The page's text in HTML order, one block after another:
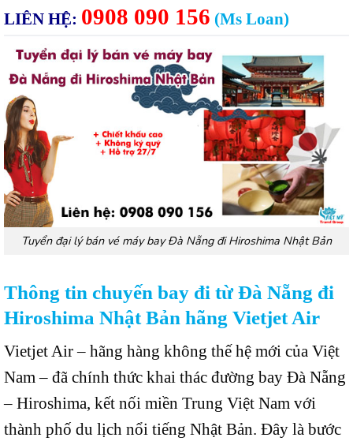
LIÊN HỆ: 0908 090 156 (Ms Loan)
Tuyển đại lý bán vé máy bay Đà Nẵng đi Hiroshima Nhật Bản
Thông tin chuyến bay đi từ Đà Nẵng đi
Hiroshima Nhật Bản hãng Vietjet Air
Vietjet Air – hãng hàng không thế hệ mới của Việt
Nam – đã chính thức khai thác đường bay Đà Nẵng
– Hiroshima, kết nối miền Trung Việt Nam với
thành phố du lịch nổi tiếng Nhật Bản. Đây là bước